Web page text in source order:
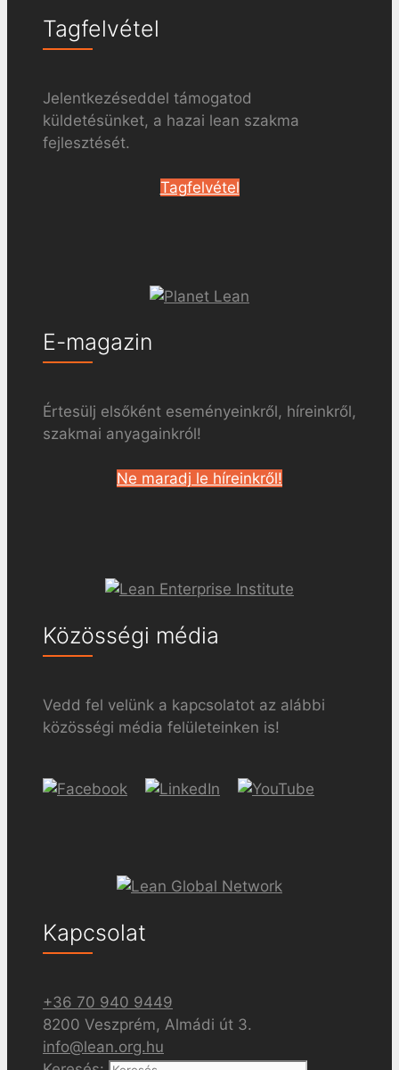
Tagfelvétel
Jelentkezéseddel támogatod
küldetésünket, a hazai lean szakma
fejlesztését.
Tagfelvétel
E-magazin
Értesülj elsőként eseményeinkről, híreinkről,
szakmai anyagainkról!
Ne maradj le híreinkről!
Közösségi média
Vedd fel velünk a kapcsolatot az alábbi
közösségi média felületeinken is!
Kapcsolat
+36 70 940 9449
8200 Veszprém, Almádi út 3.
info@lean.org.hu